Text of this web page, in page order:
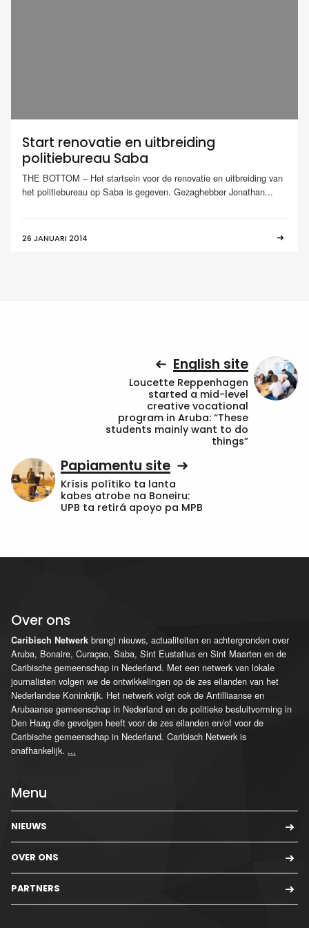
Start renovatie en uitbreiding
politiebureau Saba
THE BOTTOM – Het startsein voor de renovatie en uitbreiding van
het politiebureau op Saba is gegeven. Gezaghebber Jonathan...
26 JANUARI 2014
English site
Loucette Reppenhagen
started a mid-level
creative vocational
program in Aruba: “These
students mainly want to do
things”
Papiamentu site
Krísis polítiko ta lanta
kabes atrobe na Boneiru:
UPB ta retirá apoyo pa MPB
Over ons
Caribisch Netwerk brengt nieuws, actualiteiten en achtergronden over
Aruba, Bonaire, Curaçao, Saba, Sint Eustatius en Sint Maarten en de
Caribische gemeenschap in Nederland. Met een netwerk van lokale
journalisten volgen we de ontwikkelingen op de zes eilanden van het
Nederlandse Koninkrijk. Het netwerk volgt ook de Antilliaanse en
Arubaanse gemeenschap in Nederland en de politieke besluitvorming in
Den Haag die gevolgen heeft voor de zes eilanden en/of voor de
Caribische gemeenschap in Nederland. Caribisch Netwerk is
onafhankelijk. ...
Menu
NIEUWS
OVER ONS
PARTNERS